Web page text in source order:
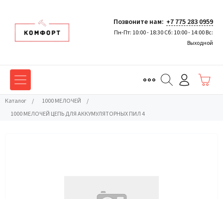
Позвоните нам: +7 775 283 0959
Пн-Пт: 10:00 - 18:30 Сб: 10:00 - 14:00 Вс:
Выходной
Каталог / 1000 МЕЛОЧЕЙ
/
1000 МЕЛОЧЕЙ ЦЕПЬ ДЛЯ АККУМУЛЯТОРНЫХ ПИЛ 4